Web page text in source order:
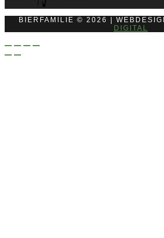
BIERFAMILIE © 2026 |
DIGITAL